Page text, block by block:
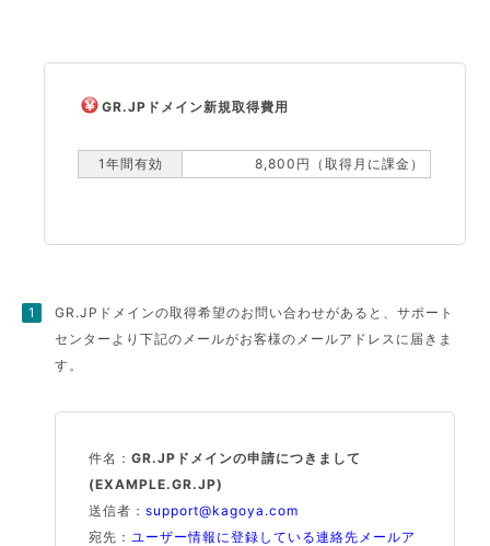
GR.JPドメイン新規取得費用
1年間有効 8,800円（取得月に課金）
GR.JPドメインの取得希望のお問い合わせがあると、サポート
センターより下記のメールがお客様のメールアドレスに届きま
す。
件名：GR.JPドメインの申請につきまして
(EXAMPLE.GR.JP)
送信者：support@kagoya.com
宛先：ユーザー情報に登録している連絡先メールア